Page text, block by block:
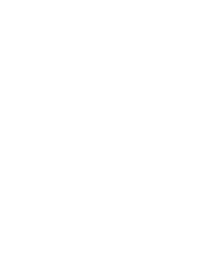
do Rio Grande do Sul